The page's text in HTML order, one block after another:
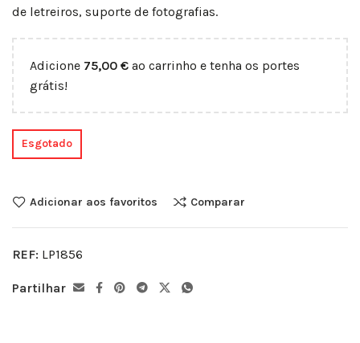
de letreiros, suporte de fotografias.
Adicione 75,00 € ao carrinho e tenha os portes
grátis!
Esgotado
Adicionar aos favoritos Comparar
REF: LP1856
Partilhar